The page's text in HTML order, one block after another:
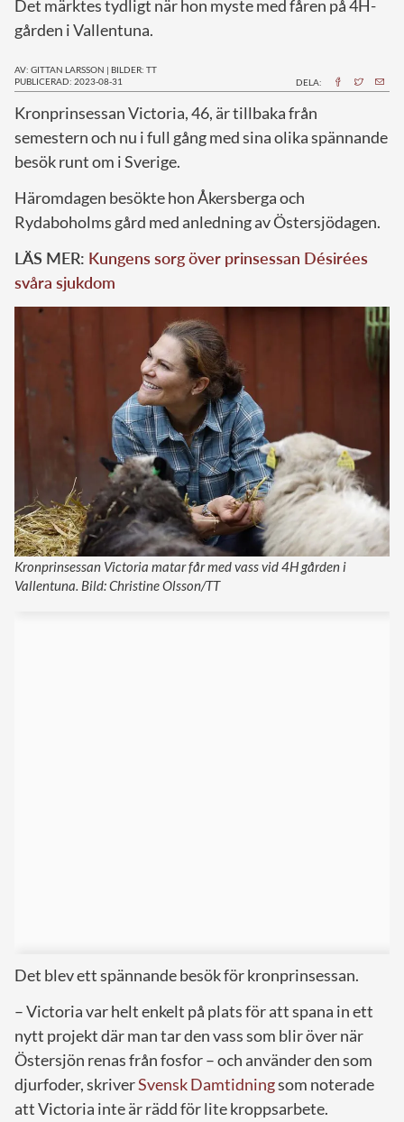
Det märktes tydligt när hon myste med fåren på 4H-
gården i Vallentuna.
AV: GITTAN LARSSON | BILDER: TT
PUBLICERAD: 2023-08-31
DELA:
Kronprinsessan Victoria, 46, är tillbaka från
semestern och nu i full gång med sina olika spännande
besök runt om i Sverige.
Häromdagen besökte hon Åkersberga och
Rydaboholms gård med anledning av Östersjödagen.
LÄS MER: Kungens sorg över prinsessan Désirées
svåra sjukdom
Kronprinsessan Victoria matar får med vass vid 4H gården i
Vallentuna. Bild: Christine Olsson/TT
Det blev ett spännande besök för kronprinsessan.
– Victoria var helt enkelt på plats för att spana in ett
nytt projekt där man tar den vass som blir över när
Östersjön renas från fosfor – och använder den som
djurfoder, skriverSvensk Damtidningsom noterade
att Victoria inte är rädd för lite kroppsarbete.